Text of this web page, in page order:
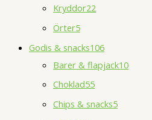
Kryddor22
Örter5
Godis & snacks106
Barer & flapjack10
Choklad55
Chips & snacks5